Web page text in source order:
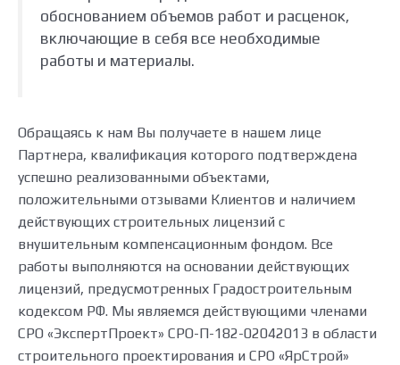
обоснованием объемов работ и расценок,
включающие в себя все необходимые
работы и материалы.
Обращаясь к нам Вы получаете в нашем лице
Партнера, квалификация которого подтверждена
успешно реализованными объектами,
положительными отзывами Клиентов и наличием
действующих строительных лицензий с
внушительным компенсационным фондом. Все
работы выполняются на основании действующих
лицензий, предусмотренных Градостроительным
кодексом РФ. Мы являемся действующими членами
СРО «ЭкспертПроект» СРО-П-182-02042013 в области
строительного проектирования и СРО «ЯрСтрой»